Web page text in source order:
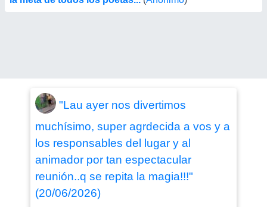
"Lau ayer nos divertimos
muchísimo, super agrdecida a vos y a
los responsables del lugar y al
animador por tan espectacular
reunión..q se repita la magia!!!"
(20/06/2026)